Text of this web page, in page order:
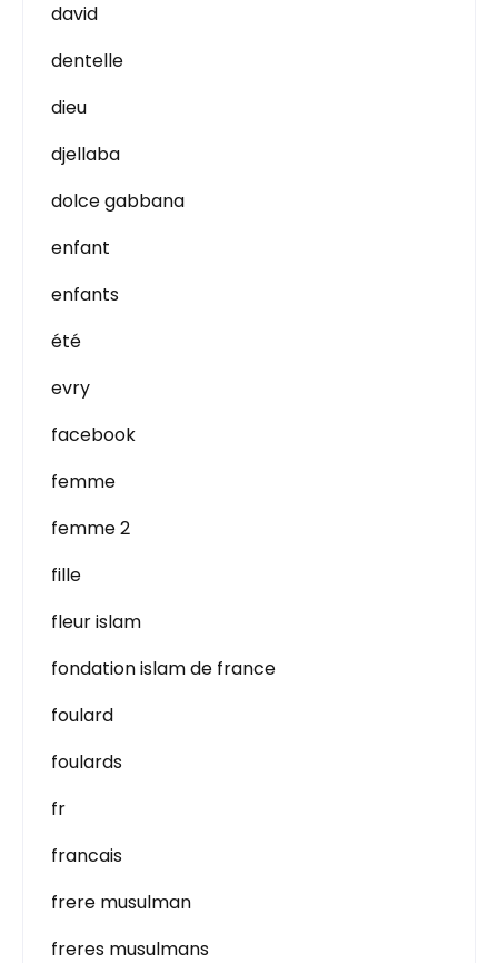
david
dentelle
dieu
djellaba
dolce gabbana
enfant
enfants
été
evry
facebook
femme
femme 2
fille
fleur islam
fondation islam de france
foulard
foulards
fr
francais
frere musulman
freres musulmans